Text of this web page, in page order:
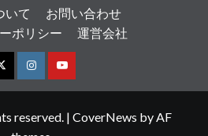
いて
お問い合わせ
ポリシー
運営会社
X
I
Y
reserved. | CoverNews by AF